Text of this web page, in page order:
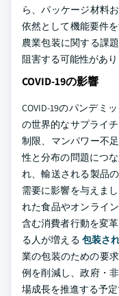
ら、パッケージ材料
依然として機能要件
農業包装に関する課
阻害する可能性があり
COVID-19の影響
COVID-19のパンデミ
の世界的なサプライ
制限、マンパワー不
性と分布の問題につ
れ、輸送される製品
需要に影響を与えま
れた食品やオンライ
含む消費者行動を変
る人が増える 包装さ
業の包装のための要
例を削減し、政府・
場成長を推進する予定